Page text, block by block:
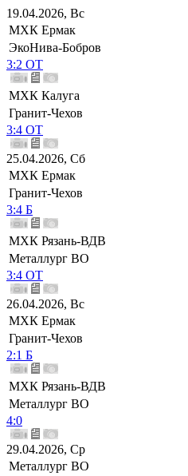
19.04.2026, Вс
МХК Ермак
ЭкоНива-Бобров
3:2 ОТ
МХК Калуга
Гранит-Чехов
3:4 ОТ
25.04.2026, Сб
МХК Ермак
Гранит-Чехов
3:4 Б
МХК Рязань-ВДВ
Металлург ВО
3:4 ОТ
26.04.2026, Вс
МХК Ермак
Гранит-Чехов
2:1 Б
МХК Рязань-ВДВ
Металлург ВО
4:0
29.04.2026, Ср
Металлург ВО